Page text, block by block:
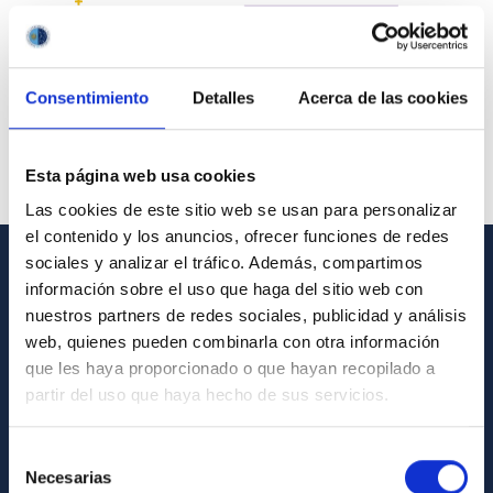
Consentimiento Detalles Acerca de las cookies
Esta página web usa cookies
Las cookies de este sitio web se usan para personalizar
el contenido y los anuncios, ofrecer funciones de redes
sociales y analizar el tráfico. Además, compartimos
información sobre el uso que haga del sitio web con
nuestros partners de redes sociales, publicidad y análisis
web, quienes pueden combinarla con otra información
que les haya proporcionado o que hayan recopilado a
partir del uso que haya hecho de sus servicios.
Necesarias
GENERAL INFORMATION
Contact
How to get to the IAC
List of personnel
General register